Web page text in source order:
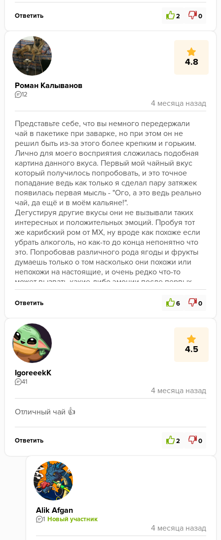
Ответить 2 0
4.8
Роман Калыванов
12
Представьте себе, что вы немного передержали
чай в пакетике при заварке, но при этом он не
решил быть из-за этого более крепким и горьким.
Лично для моего восприятия сложилась подобная
картина данного вкуса. Первый мой чайный вкус
который получилось попробовать, и это точное
попадание ведь как только я сделал пару затяжек
появилась первая мысль - "Ого, а это ведь реально
чай, да ещё и в моём кальяне!".
Дегустируя другие вкусы они не вызывали таких
интересных и положительных эмоций. Пробуя тот
же карибский ром от МХ, ну вроде как похоже если
убрать алкоголь, но как-то до конца непонятно что
это. Попробовав различного рода ягоды и фрукты
думаешь только о том насколько они похожи или
непохожи на настоящие, и очень редко что-то
может вызвать какие-либо эмоции после первых
затяжек.
Возможно не самый лучший чайный вкус на рынке,
Смело могу рекомендовать пробовать как и в соло
для особых ценителей чая без сахара, так и
создавать чайные композиции вообще с чем
угодно на ваш вкус.
Ответить 6 0
4.5
IgoreeekK
41
Отличный чай 👍
Ответить 2 0
Alik Afgan
1 Новый участник